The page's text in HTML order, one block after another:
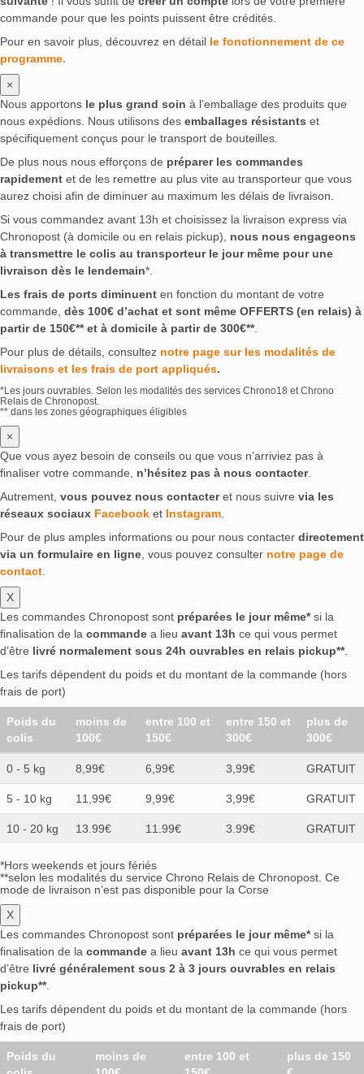
commande pour que les points puissent être crédités.
Pour en savoir plus, découvrez en détail le fonctionnement de ce
programme.
×
Nous apportons le plus grand soin à l’emballage des produits que
nous expédions. Nous utilisons des emballages résistants et
spécifiquement conçus pour le transport de bouteilles.
De plus nous nous efforçons de préparer les commandes
rapidement et de les remettre au plus vite au transporteur que vous
aurez choisi afin de diminuer au maximum les délais de livraison.
Si vous commandez avant 13h et choisissez la livraison express via
Chronopost (à domicile ou en relais pickup), nous nous engageons
à transmettre le colis au transporteur le jour même pour une
livraison dès le lendemain*.
Les frais de ports diminuent en fonction du montant de votre
commande, dès 100€ d’achat et sont même OFFERTS (en relais) à
partir de 150€** et à domicile à partir de 300€**.
Pour plus de détails, consultez notre page sur les modalités de
livraisons et les frais de port appliqués.
*Les jours ouvrables. Selon les modalités des services Chrono18 et Chrono
Relais de Chronopost.
** dans les zones géographiques éligibles
×
Que vous ayez besoin de conseils ou que vous n’arriviez pas à
finaliser votre commande, n’hésitez pas à nous contacter.
Autrement, vous pouvez nous contacteret nous suivre via les
réseaux sociaux Facebook et Instagram
Pour de plus amples informations ou pour nous contacter directement
via un formulaire en ligne , vous pouvez consulter notre page de
contact
X
Les commandes Chronopost sont préparées le jour même*si la
finalisation de la commande a lieu avant 13h ce qui vous permet
d’être livré normalement sous 24h ouvrables en relais pickup**.
Les tarifs dépendent du poids et du montant de la commande (hors
frais de port)
Poids du
colis
moins de
100€
entre 100 et
150€
entre 150 et
300€
plus de
300€
0 - 5 kg 8,99€ 6,99€ 3,99€ GRATUIT
5 - 10 kg 11,99€ 9,99€ 3,99€ GRATUIT
10 - 20 kg 13.99€ 11.99€ 3.99€ GRATUIT
*Hors weekends et jours fériés
**selon les modalités du service Chrono Relais de Chronopost. Ce
mode de livraison n’est pas disponible pour la Corse
X
Les commandes Chronopost sont préparées le jour même*si la
finalisation de la commande a lieu avant 13h ce qui vous permet
d’être livré généralement sous 2 à 3 jours ouvrables en relais
pickup**.
Les tarifs dépendent du poids et du montant de la commande (hors
frais de port)
Poids du
moins de
entre 100 et
plus de 150